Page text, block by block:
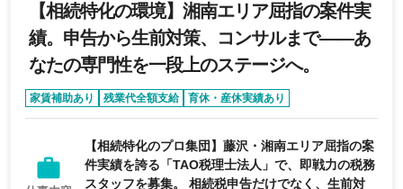
【相続特化の環境】湘南エリア屈指の案件実
績。申告から生前対策、コンサルまで——あ
なたの専門性を一段上のステージへ。
家賃補助あり 残業代全額支給
育休・産休実績あり
資格取得奨励一時金
資格取得支援制度
【相続特化のプロ集団】藤沢・湘南エリア屈指の案
件実績を誇る「TAO税理士法人」で、即戦力の税務
スタッフを募集。 相続税申告だけでなく、生前対